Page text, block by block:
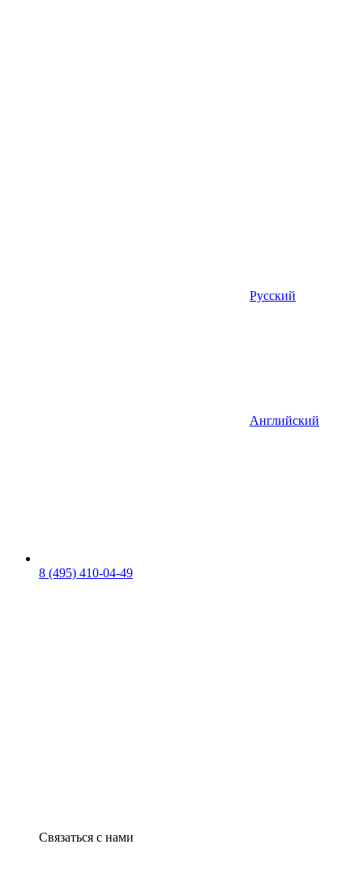
Русский
Английский
8 (495) 410-04-49
Связаться с нами